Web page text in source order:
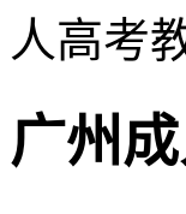
人高考
广州